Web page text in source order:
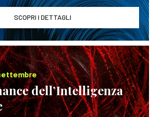
SCOPRI I DETTAGLI
dell’Intelligenza